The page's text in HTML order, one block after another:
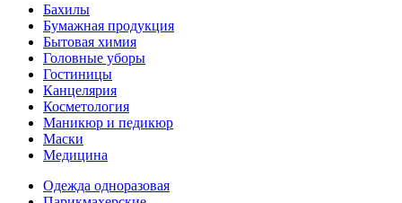
Бахилы
Бумажная продукция
Бытовая химия
Головные уборы
Гостиницы
Канцелярия
Косметология
Маникюр и педикюр
Маски
Медицина
Одежда одноразовая